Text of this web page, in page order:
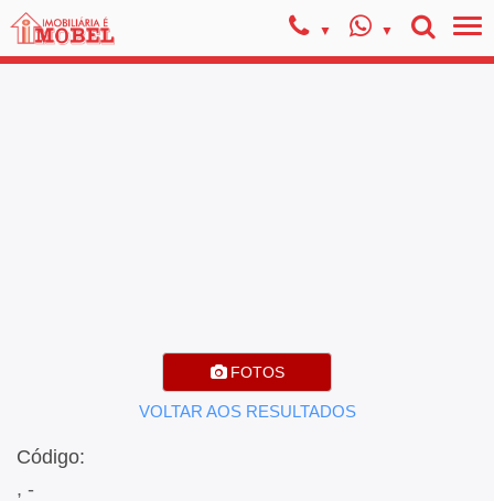
FOTOS
VOLTAR AOS RESULTADOS
Código:
, -